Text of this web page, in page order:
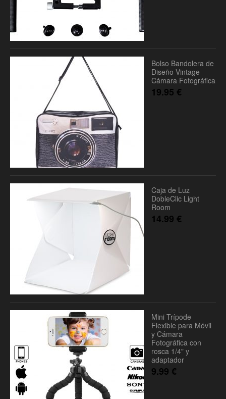
Bolso Bandolera de
Diseño Vintage
Cámara Fotográfica
19.95 €
Caja de Luz
DobleClic Light
Room
14.99 €
Mini Trípode
Flexible para Móvil
y Cámara
Fotográfica con
rosca 1/4" y
adaptador
9.99 €